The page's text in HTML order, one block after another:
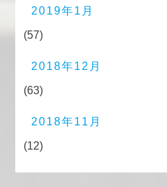
2019年1月
(57)
2018年12月
(63)
2018年11月
(12)